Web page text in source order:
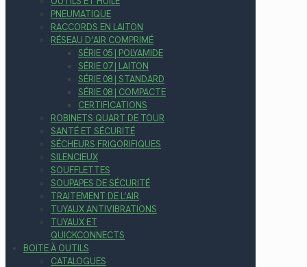
PNEUMATIQUE
RACCORDS EN LAITON
RÉSEAU D’AIR COMPRIMÉ
SÉRIE 05 | POLYAMIDE
SÉRIE 07 | LAITON
SÉRIE 08 | STANDARD
SÉRIE 08 | COMPACTE
CERTIFICATIONS
ROBINETS QUART DE TOUR
SANTÉ ET SÉCURITÉ
SÉCHEURS FRIGORIFIQUES
SILENCIEUX
SOUFFLETTES
SOUPAPES DE SÉCURITÉ
TRAITEMENT DE L’AIR
TUYAUX ANTIVIBRATIONS
TUYAUX ET
QUICKCONNECTS
BOITE À OUTILS
CATALOGUES